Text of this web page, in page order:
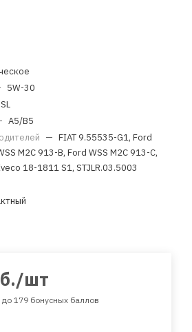
5W-30
SL
A5/B5
— FIAT 9.55535-G1, Ford
M2C 913-B, Ford WSS M2C 913-C,
18-1811 S1, STJLR.03.5003
/шт
179 бонусных баллов